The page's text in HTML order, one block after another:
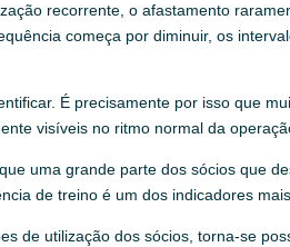
recorrente, o afastamento
começa por diminuir, os
É precisamente por isso que
visíveis no ritmo normal da
uma grande parte dos sócios que
de treino é um dos indicadores
de utilização dos sócios, torna-se